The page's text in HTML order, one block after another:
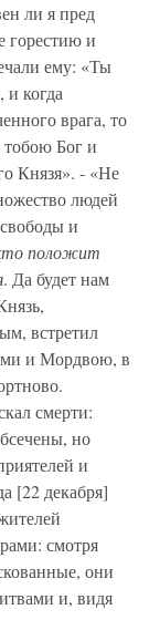
ли я пред
горестию и
ему: «Ты
когда
врага, то
Бог и
Князя». - «Не
людей
и
положит
. Да будет нам
встретил
и Мордвою, в
смерти:
но
и
[22 декабря]
смотря
они
и, видя